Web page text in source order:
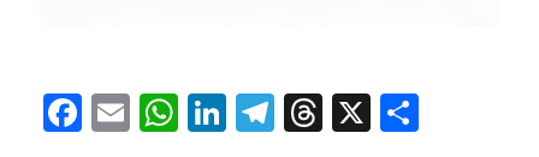
Facebook
EmailWhatsApp
LinkedIn
Telegram
Threads
X